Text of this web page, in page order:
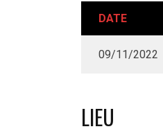
DATE
09/11/2022
LIEU